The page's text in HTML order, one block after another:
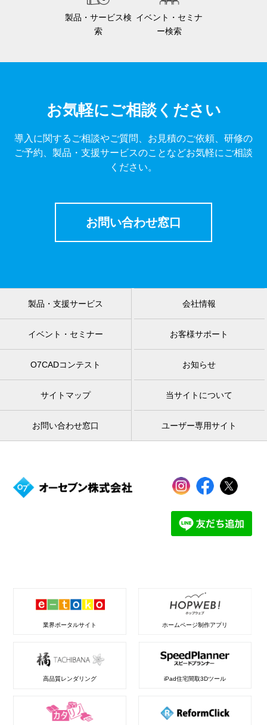
製品・サービス検
索
イベント・セミナ
ー検索
お気軽にご相談ください
導入に関するご相談やご質問、お見積のご依頼、研修の
ご予約、製品・支援サービスのことなどお気軽にご相談
ください。
お問い合わせ窓口
製品・支援サービス 会社情報
イベント・セミナー お客様サポート
O7CADコンテスト お知らせ
サイトマップ 当サイトについて
お問い合わせ窓口 ユーザー専用サイト
業界ポータルサイト ホームページ制作アプリ
高品質レンダリング iPad住宅間取3Dツール